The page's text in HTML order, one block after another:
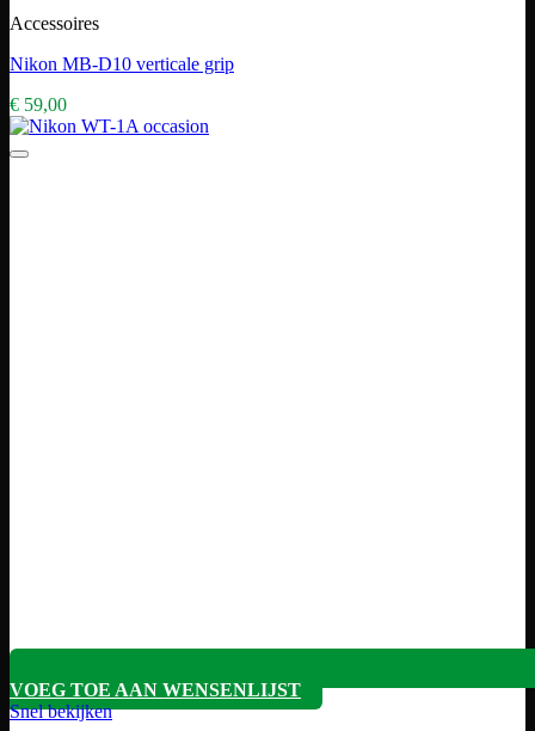
Accessoires
Nikon MB-D10 verticale grip
€ 59,00
VOEG TOE AAN WENSENLIJST
Snel bekijken